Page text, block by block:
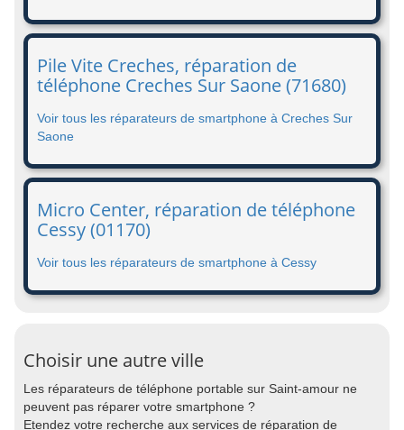
Pile Vite Creches, réparation de
téléphone Creches Sur Saone (71680)
Voir tous les réparateurs de smartphone à Creches Sur
Saone
Micro Center, réparation de téléphone
Cessy (01170)
Voir tous les réparateurs de smartphone à Cessy
Choisir une autre ville
Les réparateurs de téléphone portable sur Saint-amour ne
peuvent pas réparer votre smartphone ?
Etendez votre recherche aux services de réparation de